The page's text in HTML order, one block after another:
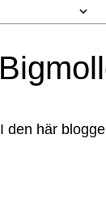
I den här